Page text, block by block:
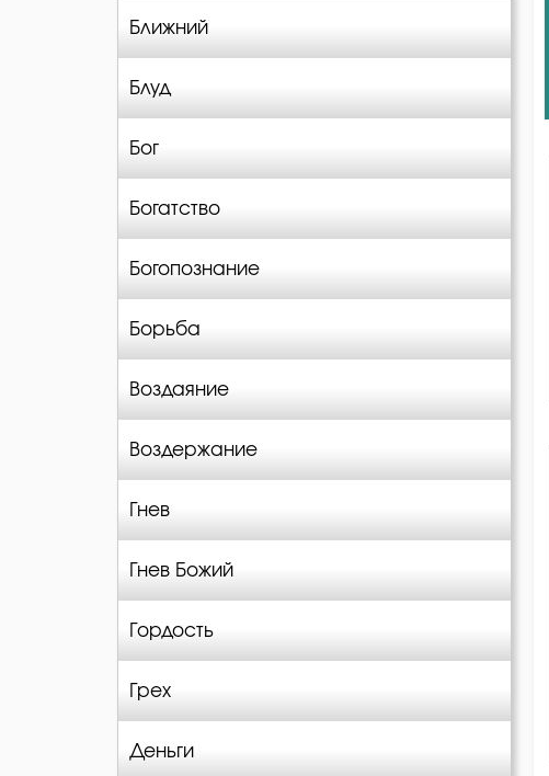
Ближний
Блуд
Бог
Богатство
Богопознание
Борьба
Воздаяние
Воздержание
Гнев
Гнев Божий
Гордость
Грех
Деньги